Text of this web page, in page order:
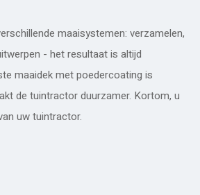
maaisystemen: verzamelen,
- het resultaat is altijd
maaidek met poedercoating is
de tuintractor duurzamer. Kortom, u
uw tuintractor.